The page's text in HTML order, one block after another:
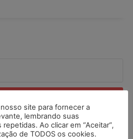
Privacidade.
site para fornecer a
lembrando suas
Ao clicar em “Aceitar”,
de TODOS os cookies.